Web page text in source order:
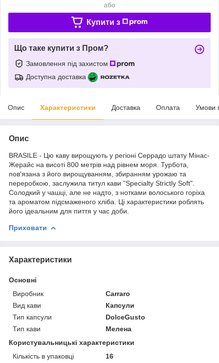
або
Купити з
Що таке купити з Пром?
Замовлення під захистом
Доступна доставка
Опис Характеристики Доставка Оплата Умови
Опис
BRASILE - Цю каву вирощують у регіоні Серрадо штату Мінас-
Жерайс на висоті 800 метрів над рівнем моря. Турбота,
пов'язана з його вирощуванням, збиранням урожаю та
переробкою, заслужила титул кави "Specialty Strictly Soft".
Солодкий у чашці, але не надто, з нотками волоського горіха
та ароматом підсмаженого хліба. Ці характеристики роблять
його ідеальним для пиття у час доби.
Приховати
Характеристики
Основні
Виробник
Carraro
Вид кави
Капсули
Тип капсули
DolceGusto
Тип кави
Мелена
Користувальницькі характеристики
Кількість в упаковці
16